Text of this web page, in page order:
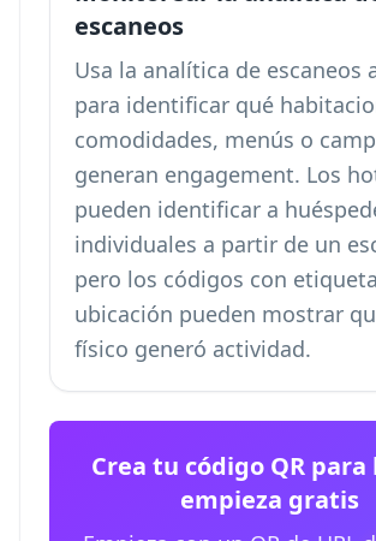
escaneos
Usa la analítica de escaneos
para identificar qué
comodidades, menús o
generan engagement. Los
pueden identificar a
individuales a partir de un
pero los códigos con
ubicación pueden mostrar
físico generó actividad.
Crea tu código QR para
empieza gratis